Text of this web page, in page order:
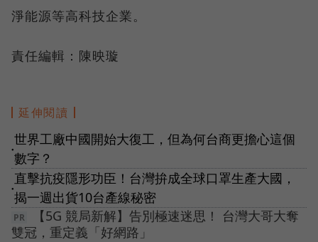
淨能源等高科技企業。
責任編輯：陳映璇
延伸閱讀
●
世界工廠中國開始大復工，但為何台商更擔心這個
數字？
●
直擊抗疫隱形功臣！台灣拚成全球口罩生產大國，
揭一週出貨10台產線秘密
【5G 競局新解】告別極速迷思！ 台灣大哥大奪
雙冠，重定義「好網路」